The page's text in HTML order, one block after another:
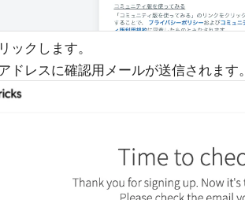
ックします。
ドレスに確認用メールが送信されます。